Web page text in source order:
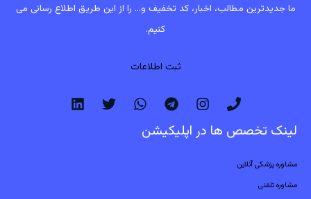
ما جدیدترین مطالب، اخبار، کد تخفیف و... را از این طریق اطلاع رسانی می
کنیم.
ثبت اطلاعات
لینک تخصص ها در اپلیکیشن
مشاوره پزشکی آنلاین
مشاوره تلفنی